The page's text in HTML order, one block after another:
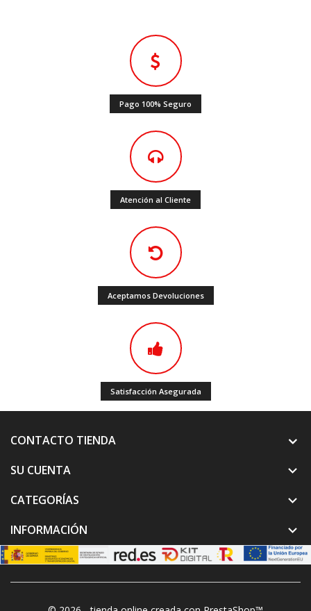
Pago 100% Seguro
Atención al Cliente
Aceptamos Devoluciones
Satisfacción Asegurada
CONTACTO TIENDA
SU CUENTA

CATEGORÍAS 
INFORMACIÓN 